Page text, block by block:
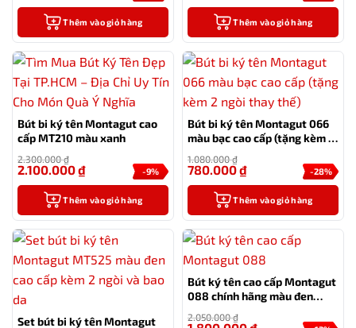
Thêm vào giỏ hàng Thêm vào giỏ hàng
Bút bi ký tên Montagut cao
cấp MT210 màu xanh
2.300.000₫
-9%
2.100.000₫
Thêm vào giỏ hàng
Bút bi ký tên Montagut 066
màu bạc cao cấp (tặng kèm 2
1.080.000₫
-28%
780.000₫
Thêm vào giỏ hàng
Set bút bi ký tên Montagut
Bút ký tên cao cấp Montagut
088 chính hãng màu đen
2.050.000₫